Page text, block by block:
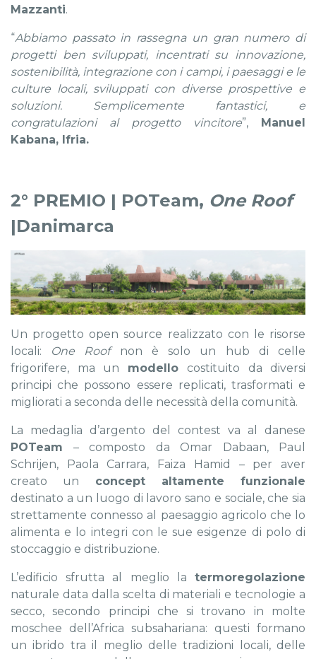
Mazzanti.
“Abbiamo passato in rassegna un gran numero di
progetti ben sviluppati, incentrati su innovazione,
sostenibilità, integrazione con i campi, i paesaggi e le
culture locali, sviluppati con diverse prospettive e
soluzioni. Semplicemente fantastici, e
congratulazioni al progetto vincitore”, Manuel
Kabana, Ifria.
2° PREMIO | POTeam, One Roof
|Danimarca
Un progetto open source realizzato con le risorse
locali: One Roof non è solo un hub di celle
frigorifere, ma un modello costituito da diversi
principi che possono essere replicati, trasformati e
migliorati a seconda delle necessità della comunità.
La medaglia d’argento del contest va al danese
POTeam – composto da Omar Dabaan, Paul
Schrijen, Paola Carrara, Faiza Hamid – per aver
creato un concept altamente funzionale
destinato a un luogo di lavoro sano e sociale, che sia
strettamente connesso al paesaggio agricolo che lo
alimenta e lo integri con le sue esigenze di polo di
stoccaggio e distribuzione.
L’edificio sfrutta al meglio la termoregolazione
naturale data dalla scelta di materiali e tecnologie a
secco, secondo principi che si trovano in molte
moschee dell’Africa subsahariana: questi formano
un ibrido tra il meglio delle tradizioni locali, delle